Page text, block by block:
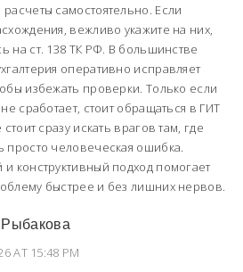
самостоятельно. Если
вежливо укажите на них,
на ст. 138 ТК РФ. В большинстве
оперативно исправляет
избежать проверки. Только если
сработает, стоит обращаться в ГИТ
сразу искать врагов там, где
просто человеческая ошибка.
конструктивный подход помогает
быстрее и без лишних нервов.
AT 15:48 PM